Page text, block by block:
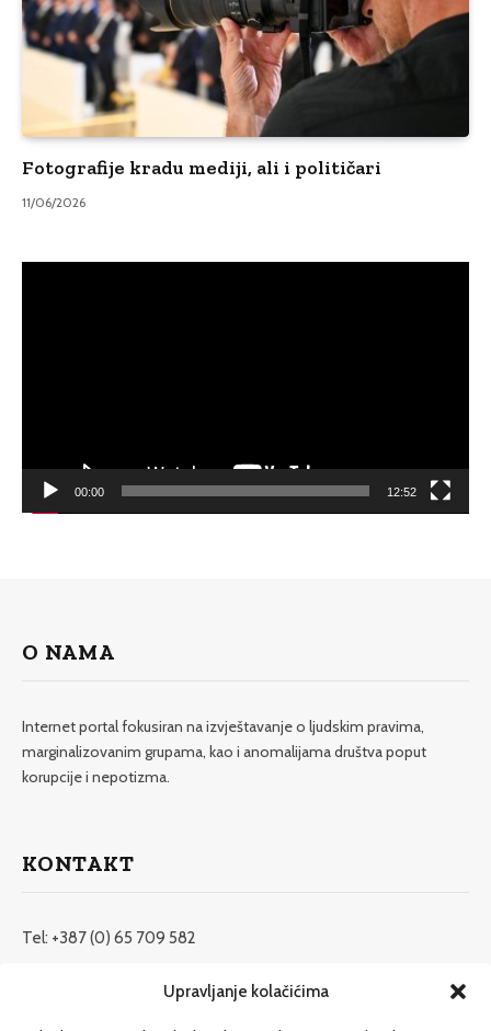
Upravljanje kolačićima
Fotografije kradu mediji, ali i političari
11/06/2026
00:00 12:52
O NAMA
Internet portal fokusiran na izvještavanje o ljudskim pravima,
marginalizovanim grupama, kao i anomalijama društva poput
korupcije i nepotizma.
KONTAKT
Tel: +387 (0) 65 709 582
redakcija@etrafika.net